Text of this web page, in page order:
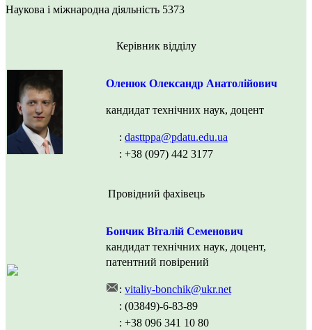
Наукова і міжнародна діяльність 5373
Керівник відділу
Оленюк Олександр Анатолійович
кандидат технічних наук, доцент
: dasttppa@pdatu.edu.ua
: +38 (097) 442 3177
Провідний фахівець
Бончик Віталій Семенович
кандидат технічних наук, доцент,
патентний повірений
: vitaliy-bonchik@ukr.net
: (03849)-6-83-89
: +38 096 341 10 80